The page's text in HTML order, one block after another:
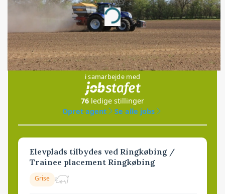
Loading...
Jobs
i samarbejde med
76 ledige stillinger
Opret agent
Se alle jobs
Elevplads tilbydes ved Ringkøbing /
Trainee placement Ringkøbing
Grise